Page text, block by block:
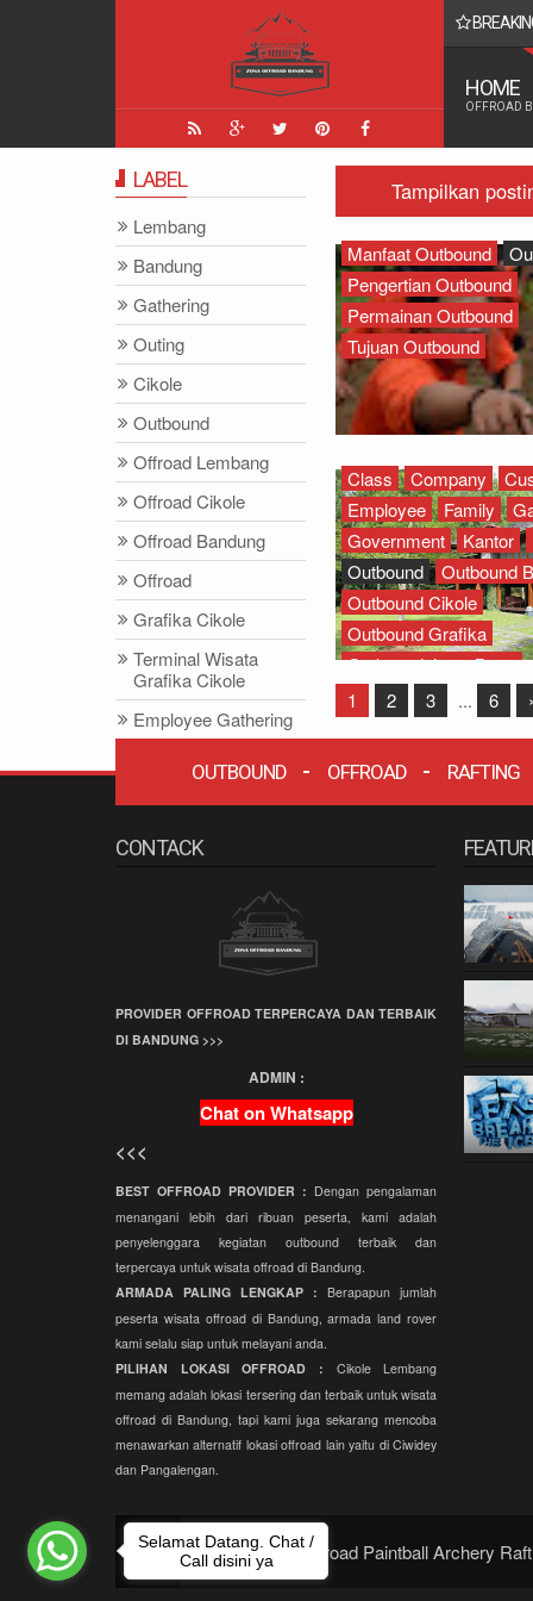
Biar Tak Salah Paham
HOME
OFFROAD
Tampilkan
Manfaat Outbound
Pengertian Outbound
Permainan Outbound
Tujuan Outbound
Class Company
Employee
Family
Government
Kantor
Outbound
Outbound
Outbound Cikole
Outbound Grafika
Outbound Jawa Barat
Outbound Lembang
1 2 3 ... 6
LABEL
Lembang
Bandung
Gathering
Outing
Cikole
Outbound
Offroad Lembang
Offroad Cikole
Offroad Bandung
Offroad
Grafika Cikole
Terminal Wisata
Grafika Cikole
Employee Gathering
Team Building
Wisata Bandung
Paket Offroad
Character Building
Outbound Semi Militer
Amazing Race
Fun Offroad Amazing
Race
Treasure Hunt
OUTBOUND OFFROAD RAFTING
CONTACK
PROVIDER OFFROAD TERPERCAYA DAN TERBAIK
DI BANDUNG >>>
ADMIN :
Chat on Whatsapp
<<<
BEST OFFROAD PROVIDER : Dengan pengalaman
menangani lebih dari ribuan peserta, kami adalah
penyelenggara kegiatan outbound terbaik dan
terpercaya untuk wisata offroad di Bandung.
ARMADA PALING LENGKAP :Berapapun jumlah
peserta wisata offroad di Bandung, armada land rover
kami selalu siap untuk melayani anda.
PILIHAN LOKASI OFFROAD : Cikole Lembang
memang adalah lokasi tersering dan terbaik untuk wisata
offroad di Bandung, tapi kami juga sekarang mencoba
menawarkan alternatif lokasi offroad lain yaitu di Ciwidey
dan Pangalengan.
Provider EO Offroad Paintball Archery
Selamat Datang. Chat /
Call disini ya